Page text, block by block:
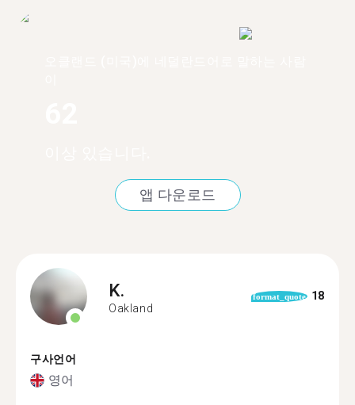
앱 다운로드
K.
Oakland
format_quote 18
구사언어
영어